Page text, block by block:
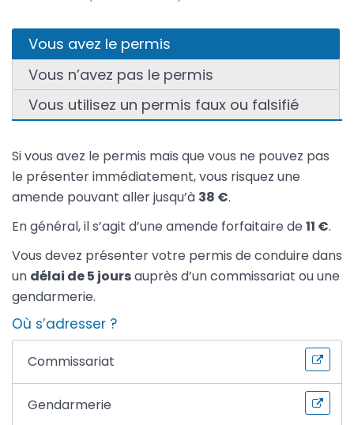
Vous avez le permis
Vous n’avez pas le permis
Vous utilisez un permis faux ou falsifié
Si vous avez le permis mais que vous ne pouvez pas
le présenter immédiatement, vous risquez une
amende pouvant aller jusqu’à 38 €.
En général, il s’agit d’une amende forfaitaire de 11 €.
Vous devez présenter votre permis de conduire dans
un délai de 5 joursauprès d’un commissariat ou une
gendarmerie.
Où s’adresser ?
Commissariat
Gendarmerie